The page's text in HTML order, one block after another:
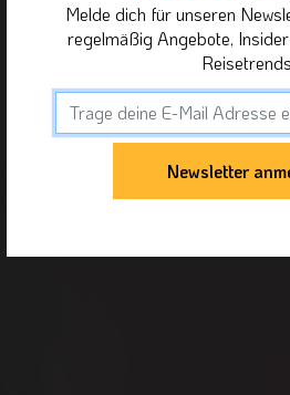
Melde dich für unseren
regelmäßig Angebote,